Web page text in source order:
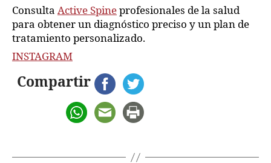
Consulta Active Spineprofesionales de la salud
para obtener un diagnóstico preciso y un plan de
tratamiento personalizado.
INSTAGRAM
Compartir